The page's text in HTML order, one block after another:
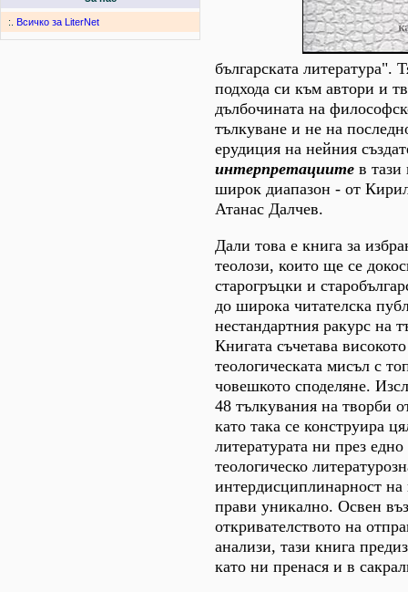
:. Всичко за LiterNet
българската литература".
подхода си към автори и
дълбочината на
тълкуване и не на
ерудиция на нейния
интерпретациите в тази
широк диапазон - от
Атанас Далчев.
Дали това е книга за
теолози, които ще се
старогръцки и
до широка читателска
нестандартния ракурс на
Книгата съчетава
теологическата мисъл с
човешкото споделяне.
48 тълкувания на творби
като така се конструира
литературата ни през едно
теологическо
интердисциплинарност на
прави уникално. Освен
откривателството на
анализи, тази книга
като ни пренася и в